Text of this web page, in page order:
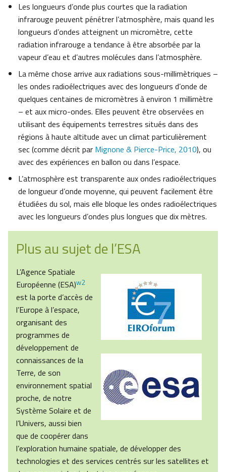
Les longueurs d’onde plus courtes que la radiation
infrarouge peuvent pénétrer l’atmosphère, mais quand les
longueurs d’ondes atteignent un micromètre, cette
radiation infrarouge a tendance à être absorbée par la
vapeur d’eau et d’autres molécules dans l’atmosphère.
La même chose arrive aux radiations sous-millimètriques –
les ondes radioélectriques avec des longueurs d’onde de
quelques centaines de micromètres à environ 1 millimètre
– et aux micro-ondes. Elles peuvent être observées en
utilisant des équipements terrestres situés dans des
régions à haute altitude avec un climat particulièrement
sec (comme décrit par Mignone & Pierce-Price, 2010), ou
avec des expériences en ballon ou dans l’espace.
L’atmosphère est transparente aux ondes radioélectriques
de longueur d’onde moyenne, qui peuvent facilement être
étudiées du sol, mais elle bloque les ondes radioélectriques
avec les longueurs d’ondes plus longues que dix mètres.
Plus au sujet de l’ESA
L’Agence Spatiale
Européenne (ESA)w2
est la porte d’accès de
l’Europe à l’espace,
organisant des
programmes de
développement de
connaissances de la
Terre, de son
environnement spatial
proche, de notre
Système Solaire et de
l’Univers, aussi bien
que de coopérer dans
l’exploration humaine spatiale, de développer des
technologies et des services centrés sur les satellites et